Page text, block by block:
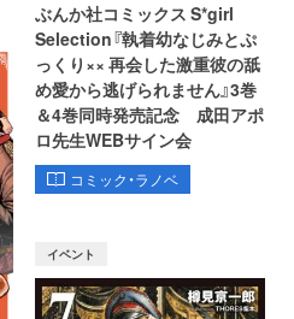
ぶんか社コミックス S*girl
Selection『執着幼なじみとぷ
っくり×× 再会した激重彼の舐
め愛から逃げられません』3巻
＆4巻同時発売記念 成田アポ
ロ先生WEBサイン会
コミック・ラノベ
イベント